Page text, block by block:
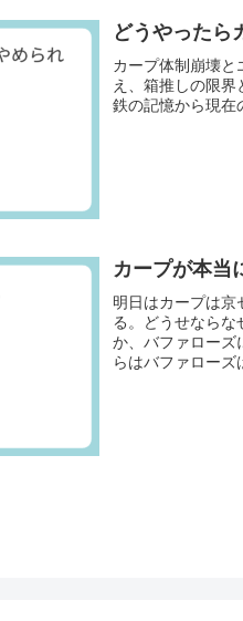
どうやったら
カープ体制崩壊と
え、箱推しの限
鉄の記憶から現在
カープが本当
明日はカープは京
る。どうせならな
か、バファローズ
らはバファロー